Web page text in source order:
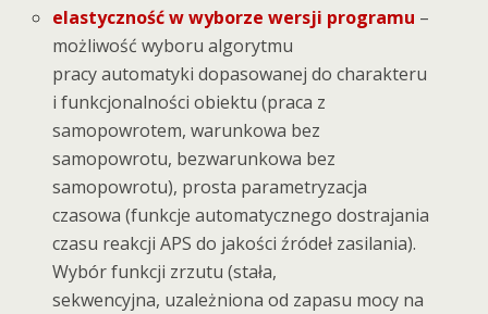
elastyczność w wyborze wersji programu –
możliwość wyboru algorytmu
pracy automatyki dopasowanej do charakteru
i funkcjonalności obiektu (praca z
samopowrotem, warunkowa bez
samopowrotu, bezwarunkowa bez
samopowrotu), prosta parametryzacja
czasowa (funkcje automatycznego dostrajania
czasu reakcji APS do jakości źródeł zasilania).
Wybór funkcji zrzutu (stała,
sekwencyjna, uzależniona od zapasu mocy na